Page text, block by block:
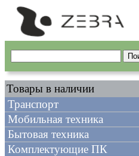
Товары в наличии
Транспорт
Мобильная техника
Бытовая техника
Комплектующие ПК